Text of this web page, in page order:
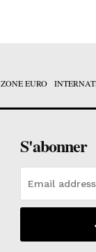
ZONE EURO
S'abonner